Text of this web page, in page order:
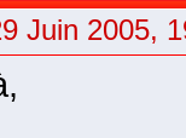
Juin 2005,